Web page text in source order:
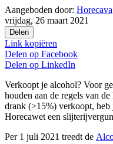
Aangeboden door: Horecava
vrijdag, 26 maart 2021
Delen
Link kopiëren
Delen op Facebook
Delen op LinkedIn
Verkoopt je alcohol? Voor
houden aan de regels van
drank (>15%) verkoopt, heb
Horecawet een
Per 1 juli 2021 treedt de